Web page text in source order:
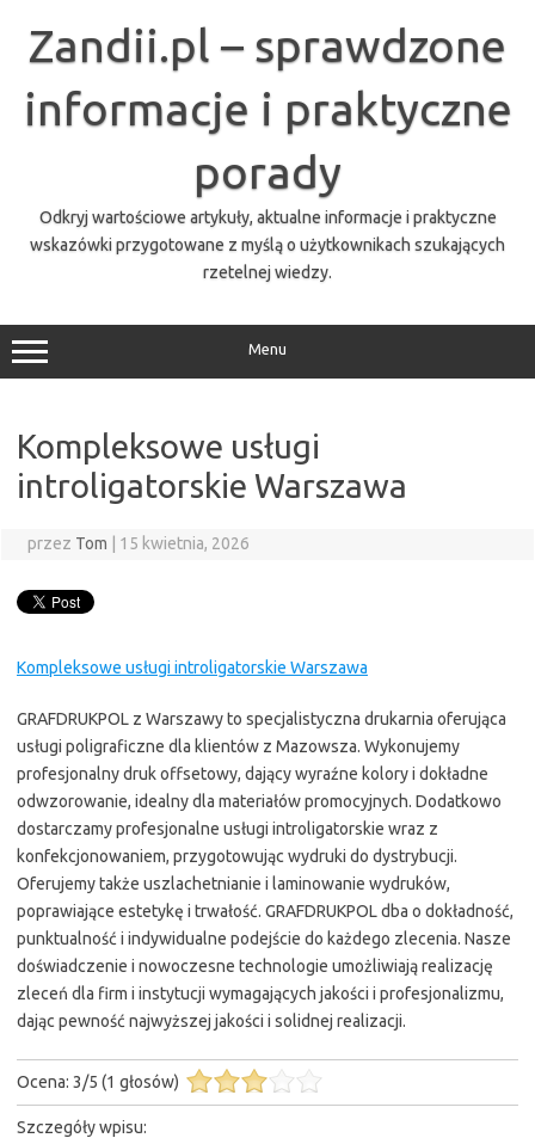
treściZandii.pl – sprawdzone
informacje i praktyczne
porady
Odkryj wartościowe artykuły, aktualne informacje i praktyczne
wskazówki przygotowane z myślą o użytkownikach szukających
rzetelnej wiedzy.
Menu
Kompleksowe usługi
introligatorskie Warszawa
przez Tom 15 kwietnia, 2026
Kompleksowe usługi introligatorskie Warszawa
GRAFDRUKPOL z Warszawy to specjalistyczna drukarnia oferująca
usługi poligraficzne dla klientów z Mazowsza. Wykonujemy
profesjonalny druk offsetowy, dający wyraźne kolory i dokładne
odwzorowanie, idealny dla materiałów promocyjnych. Dodatkowo
dostarczamy profesjonalne usługi introligatorskie wraz z
konfekcjonowaniem, przygotowując wydruki do dystrybucji.
Oferujemy także uszlachetnianie i laminowanie wydruków,
poprawiające estetykę i trwałość. GRAFDRUKPOL dba o dokładność,
punktualność i indywidualne podejście do każdego zlecenia. Nasze
doświadczenie i nowoczesne technologie umożliwiają realizację
zleceń dla firm i instytucji wymagających jakości i profesjonalizmu,
dając pewność najwyższej jakości i solidnej realizacji.
Ocena: 3/5 (1 głosów)
Szczegóły wpisu: